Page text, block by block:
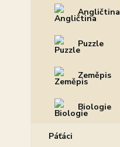
Angličtina
Puzzle
Zeměpis
Biologie
Páťáci